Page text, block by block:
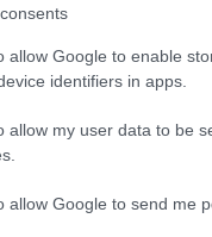
allow Google to enable
identifiers in apps.
allow my user data to be
allow Google to send me
resta ancora il più
motivi che
elemento che
piani sono tra i
dell’acquisto